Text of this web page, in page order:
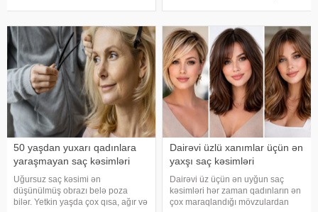
qadınlıqlarını qorumağa kömə
təhlükəli idi. Elmi biliklərin kifayət
qədər inkişaf etməməsi
səbəbindən bi
50 yaşdan yuxarı qadınlara
yaraşmayan saç kəsimləri
Uğursuz saç kəsimi ən
düşünülmüş obrazı belə poza
bilər. Yetkin yaşda çox qısa, ağır və
Dairəvi üzlü xanımlar üçün ən
yaxşı saç kəsimləri
Dairəvi üz üçün ən uyğun saç
kəsimləri hər zaman qadınların ən
çox maraqlandığı mövzulardan